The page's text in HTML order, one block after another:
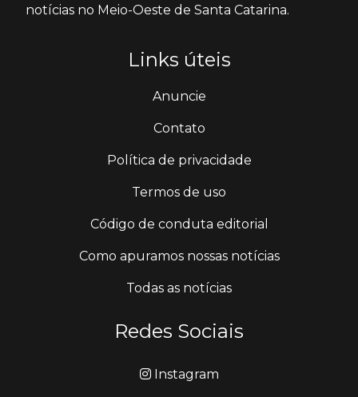
notícias no Meio-Oeste de Santa Catarina.
Links úteis
Anuncie
Contato
Política de privacidade
Termos de uso
Código de conduta editorial
Como apuramos nossas notícias
Todas as notícias
Redes Sociais
Instagram